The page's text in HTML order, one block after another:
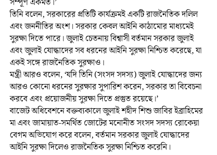
তিনি বলেন, সরকারের প্রতিটি কার্যক্রমই একটি রাজনৈতিক দলিল
এবং জননীতির অংশ। সরকার কেবল আইনি কাঠামোর মাধ্যমেই
সুরক্ষা দিতে পারে। জুলাই চেতনায় বিশ্বাসী বর্তমান সরকার জুলাই
এবং জুলাই যোদ্ধাদের সব ধরনের আইনি সুরক্ষা নিশ্চিত করেছে, যা
একই সঙ্গে রাজনৈতিক সুরক্ষাও।
মন্ত্রী আরও বলেন, ‘যদি তিনি (সংসদ সদস্য) জুলাই যোদ্ধাদের জন্য
আরও কোনো ধরনের সুরক্ষার সুপারিশ করেন, সরকার তা বিবেচনা
করবে এবং প্রয়োজনীয় সুরক্ষা দিতে প্রস্তুত রয়েছে।’
বাজেট অধিবেশনে বক্তব্যকালে জুলাই শহীদ শিশু জাবির ইব্রাহিমের
মা এবং জামায়াত-সমর্থিত জোটের মনোনীত সংসদ সদস্য রোকেয়া
বেগম অভিযোগ করে বলেন, বর্তমান সরকার জুলাই যোদ্ধাদের
আইনি সুরক্ষা দিলেও রাজনৈতিক সুরক্ষা নিশ্চিত করেনি।